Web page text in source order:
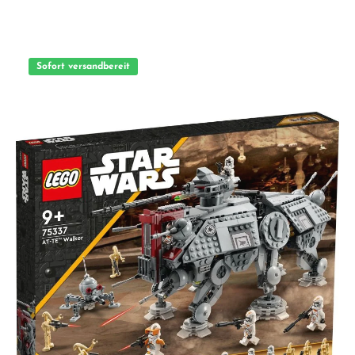
Leben. Auch eine Schritt-für-Schritt-Anleitung liegt bei. Und genau wie im
Videospiel sammelst du auch hier immer mehr Chaos-Smaragde, je weiter du
abschalten und detailgetreue Modelle bauen, die wahre Ikonen aus der
Videospiel-, Reise- oder Sportwelt sowie aus Geschichte, Wissenschaft, Technologie
und Entertainment würdigen. Zum Produkt: - Bilde die Green Hill Zone mit
LEGO® Steinen nach: Das LEGO Ideas Modell (21331) eines Levels aus einem
zeitlosen Videospielklassiker lässt dich die Magie von Sonic the Hedgehog™
wiederentdecken - Legendäre Charaktere: Die LEGO® Minifigur Sonic the
Hedgehog™ sowie weitere Figuren aus LEGO Steinen - Dr. Eggman mit seinem
baubaren Eiermobil, Moto Bug mit 2 wählbaren Gesichtern und Crabmeat -
Authentische Hindernisse und Details: Baue eine Palme, einen Brückenlooping,
eine Sprungfeder (mit Hebel) für Überschallsprünge sowie 7 Ringe und 2 TV-
Geräte mit 5 Bildschirmen und 5 auswählbaren Aufklebern - Sammle genau wie im
Videospiel Chaos-Smaragde: Verdiene dir einen Smaragd für jedes fertige Modell
und steck alle 7 Juwelen dann zusammen mit Sonic auf die Stellplatte -
Geschenkidee für Fans: Dieses LEGO® Modell aus 1.125 Teilen ist ein wunderbares
Geburtstags- oder Weihnachtsgeschenk für Millennials, denn es lässt die Fans von
Sonic the Hedgehog™ in Erinnerungen schwelgen und ganz entspannt bauen und
abschalten - Modell zum Ausstellen: Die baubare Green Hill Zone ist 17 cm hoch,
36 cm breit und 6 cm tief. Das Level kann man auch anders arrangieren und
mühelos mit anderen Sets kombinieren - Schritt-für-Schritt-Anleitung: Ein
Premium-Begleitheft liefert Wissenswertes über den Fandesigner und die LEGO®
Designer sowie eine Bildanleitung, die das Bauen erleichtert - Von LEGO® Fans
ausgewählt: Dieses Set für Erwachsene gehört zu einer ganzen Kollektion von
Sofort versandbereit